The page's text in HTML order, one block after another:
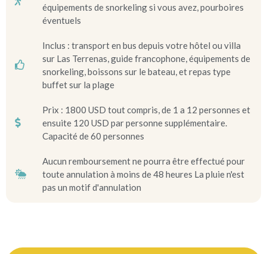
équipements de snorkeling si vous avez, pourboires
éventuels
Inclus : transport en bus depuis votre hôtel ou villa
sur Las Terrenas, guide francophone, équipements de
snorkeling, boissons sur le bateau, et repas type
buffet sur la plage
Prix : 1800 USD tout compris, de 1 a 12 personnes et
ensuite 120 USD par personne supplémentaire.
Capacité de 60 personnes
Aucun remboursement ne pourra être effectué pour
toute annulation à moins de 48 heures La pluie n'est
pas un motif d'annulation